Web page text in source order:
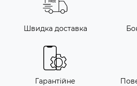
Швидка доставка
Гарантійне